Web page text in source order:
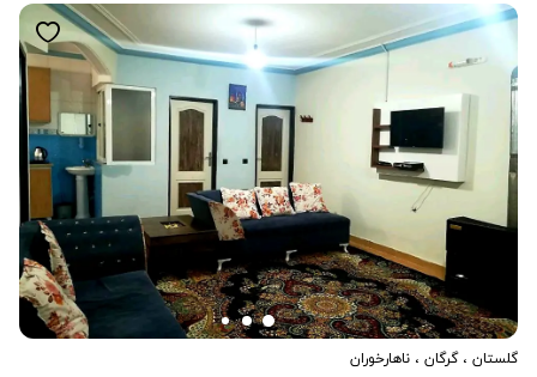
گلستان ،گرگان ، ناهارخوران